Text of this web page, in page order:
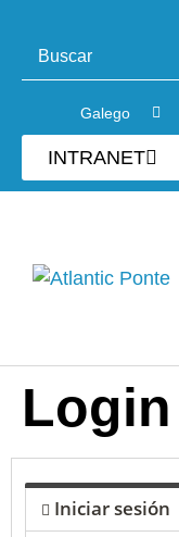
Galego
INTRANET
Login
Iniciar sesión